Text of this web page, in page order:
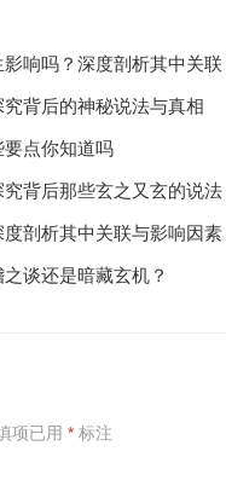
响吗？深度剖析其中关联
背后的神秘说法与真相
要点你知道吗
背后那些玄之又玄的说法
剖析其中关联与影响因素
谈还是暗藏玄机？
项已用 * 标注